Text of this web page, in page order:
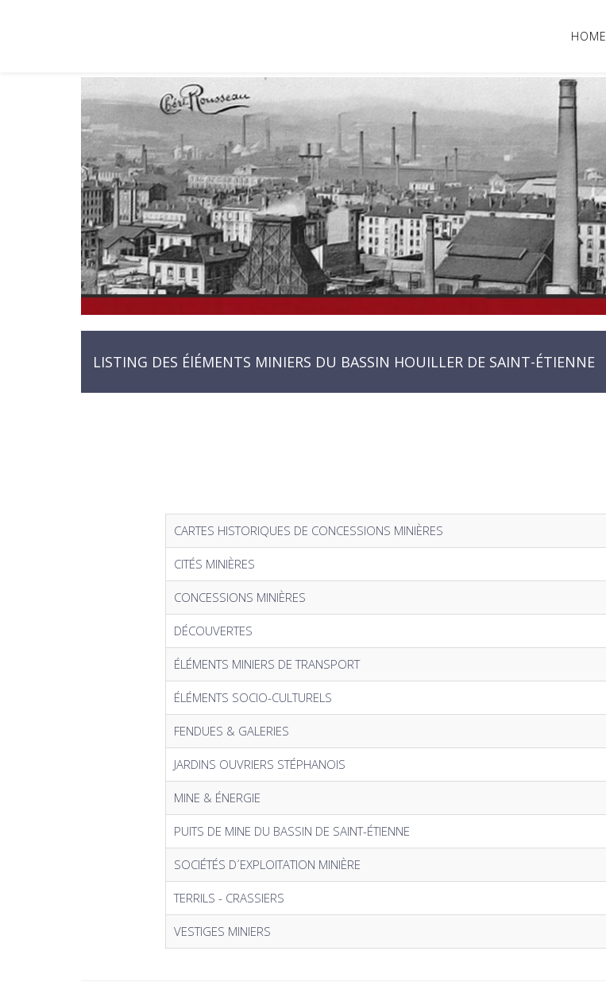
HOME
LISTING DES ÉlÉMENTS MINIERS DU BASSIN HOUILLER DE SAINT-ÉTIENNE
CARTES HISTORIQUES DE CONCESSIONS MINIÈRES
CITÉS MINIÈRES
CONCESSIONS MINIÈRES
DÉCOUVERTES
ÉLÉMENTS MINIERS DE TRANSPORT
ÉLÉMENTS SOCIO-CULTURELS
FENDUES & GALERIES
JARDINS OUVRIERS STÉPHANOIS
MINE & ÉNERGIE
PUITS DE MINE DU BASSIN DE SAINT-ÉTIENNE
SOCIÉTÉS D´EXPLOITATION MINIÈRE
TERRILS - CRASSIERS
VESTIGES MINIERS